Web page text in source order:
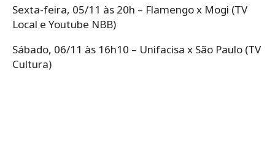
Sexta-feira, 05/11 às 20h – Flamengo x Mogi (TV
Local e Youtube NBB)
Sábado, 06/11 às 16h10 – Unifacisa x São Paulo (TV
Cultura)